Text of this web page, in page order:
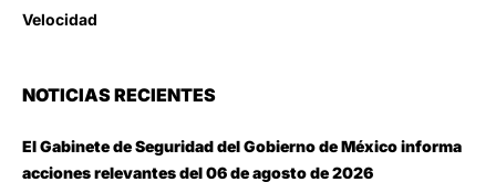
Velocidad
NOTICIAS RECIENTES
El Gabinete de Seguridad del Gobierno de México informa
acciones relevantes del 06 de agosto de 2026